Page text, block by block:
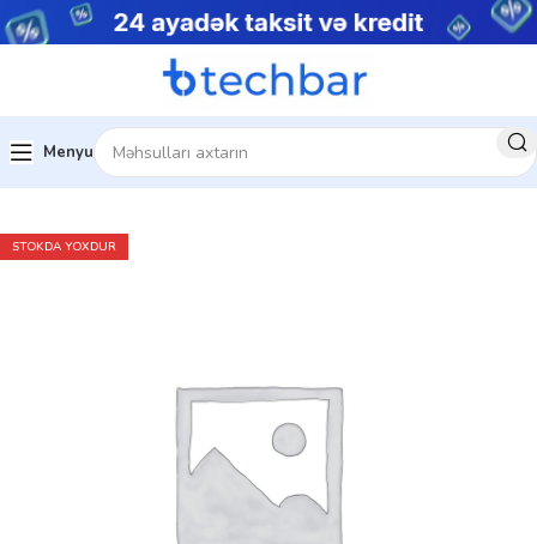
Menyu
Ev Kompüter aksesuarları Flash drive
STOKDA YOXDUR